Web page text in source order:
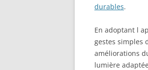
durables.
En adoptant l
gestes simples
améliorations
lumière